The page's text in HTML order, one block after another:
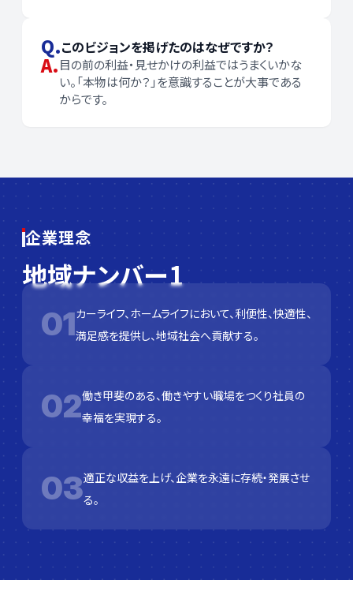
Q.このビジョンを掲げたのはなぜですか？
A.目の前の利益・見せかけの利益ではうまくいかな
い。「本物は何か？」を意識することが大事である
からです。
企業理念
地域ナンバー1
01カーライフ、ホームライフにおいて、利便性、快適性、
満足感を提供し、地域社会へ貢献する。
02働き甲斐のある、働きやすい職場をつくり社員の
幸福を実現する。
03適正な収益を上げ、企業を永遠に存続・発展させ
る。